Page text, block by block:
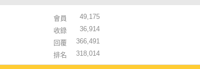
會員
49,175
收錄
36,914
回覆
366,491
排名
318,014